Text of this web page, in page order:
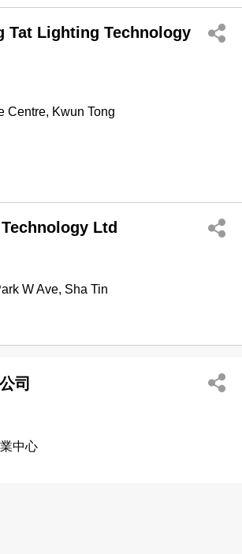
Tat Lighting Technology
Centre, Kwun Tong
Ltd
W Ave, Sha Tin
司
中心